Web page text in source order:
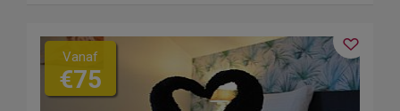
Vanaf
€75